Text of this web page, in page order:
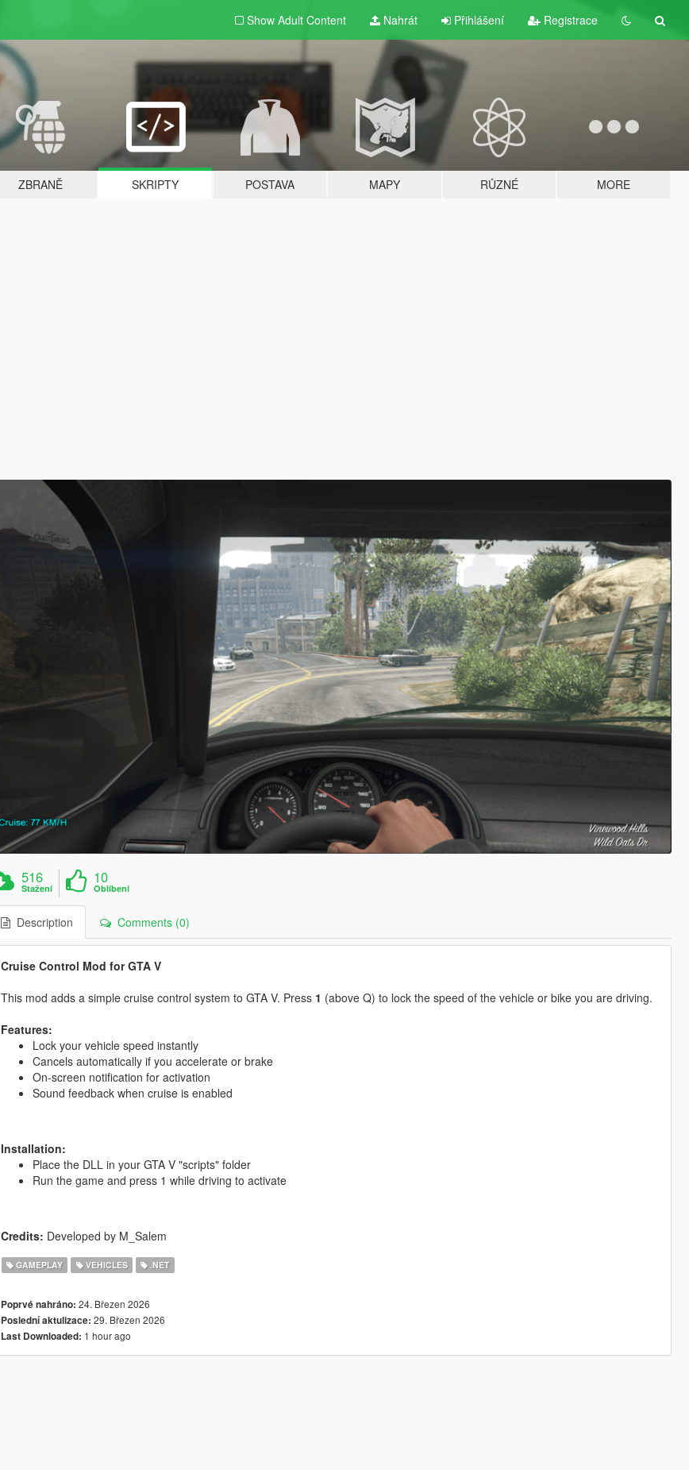
Show Adult Content Nahrát Přihlášení Registrace
ZBRANĚ SKRIPTY POSTAVA MAPY RŮZNÉ MORE
516
Stažení
10
Oblíbení
Description Comments (0)
Cruise Control Mod for GTA V
This mod adds a simple cruise control system to GTA V. Press 1 (above Q) to lock the speed of the vehicle or bike you are driving.
Features:
Lock your vehicle speed instantly
Cancels automatically if you accelerate or brake
On-screen notification for activation
Sound feedback when cruise is enabled
Installation:
Place the DLL in your GTA V "scripts" folder
Run the game and press 1 while driving to activate
Credits: Developed by M_Salem
GAMEPLAY VEHICLES .NET
Poprvé nahráno: 24. Březen 2026
Poslední aktulizace: 29. Březen 2026
Last Downloaded: 1 hour ago